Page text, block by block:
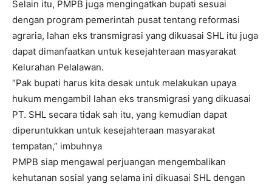
Selain itu, PMPB juga mengingatkan bupati sesuai
dengan program pemerintah pusat tentang reformasi
agraria, lahan eks transmigrasi yang dikuasai SHL itu juga
dapat dimanfaatkan untuk kesejahteraan masyarakat
Kelurahan Pelalawan.
“Pak bupati harus kita desak untuk melakukan upaya
hukum mengambil lahan eks transmigrasi yang dikuasai
PT. SHL secara tidak sah itu, yang kemudian dapat
diperuntukkan untuk kesejahteraan masyarakat
tempatan,” imbuhnya
PMPB siap mengawal perjuangan mengembalikan
kehutanan sosial yang selama ini dikuasai SHL dengan